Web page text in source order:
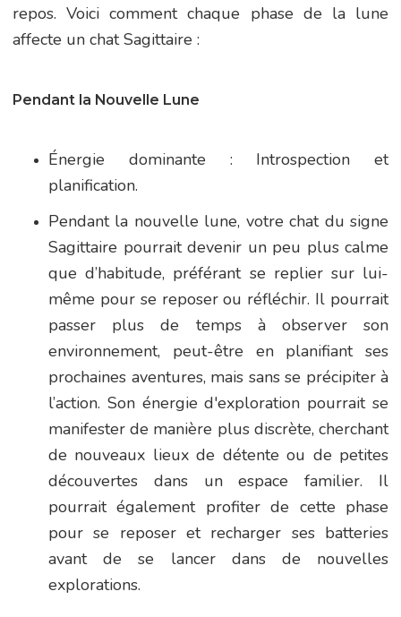
repos. Voici comment chaque phase de la lune
affecte un chat Sagittaire :
Pendant la Nouvelle Lune
Énergie dominante : Introspection et
planification.
Pendant la nouvelle lune, votre chat du signe
Sagittaire pourrait devenir un peu plus calme
que d’habitude, préférant se replier sur lui-
même pour se reposer ou réfléchir. Il pourrait
passer plus de temps à observer son
environnement, peut-être en planifiant ses
prochaines aventures, mais sans se précipiter à
l’action. Son énergie d'exploration pourrait se
manifester de manière plus discrète, cherchant
de nouveaux lieux de détente ou de petites
découvertes dans un espace familier. Il
pourrait également profiter de cette phase
pour se reposer et recharger ses batteries
avant de se lancer dans de nouvelles
explorations.